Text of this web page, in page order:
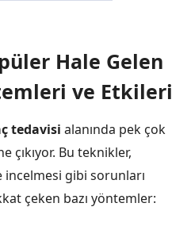
Hale Gelen
ve Etkileri
tedavisi alanında pek çok
çıkıyor. Bu teknikler,
gibi sorunları
çeken bazı yöntemler: